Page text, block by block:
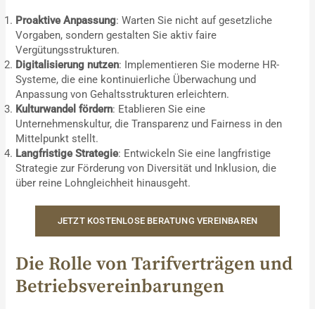
Proaktive Anpassung: Warten Sie nicht auf gesetzliche
Vorgaben, sondern gestalten Sie aktiv faire
Vergütungsstrukturen.
Digitalisierung nutzen: Implementieren Sie moderne HR-
Systeme, die eine kontinuierliche Überwachung und
Anpassung von Gehaltsstrukturen erleichtern.
Kulturwandel fördern: Etablieren Sie eine
Unternehmenskultur, die Transparenz und Fairness in den
Mittelpunkt stellt.
Langfristige Strategie: Entwickeln Sie eine langfristige
Strategie zur Förderung von Diversität und Inklusion, die
über reine Lohngleichheit hinausgeht.
JETZT KOSTENLOSE BERATUNG VEREINBAREN
Die Rolle von Tarifverträgen und
Betriebsvereinbarungen